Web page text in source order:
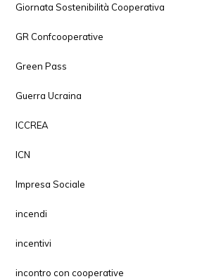
Giornata Sostenibilità Cooperativa
GR Confcooperative
Green Pass
Guerra Ucraina
ICCREA
ICN
Impresa Sociale
incendi
incentivi
incontro con cooperative